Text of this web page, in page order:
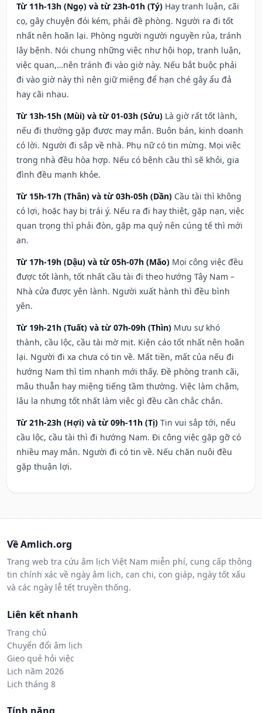
Từ 11h-13h (Ngọ) và từ 23h-01h (Tý) Hay tranh luận, cãi
cọ, gây chuyện đói kém, phải đề phòng. Người ra đi tốt
nhất nên hoãn lại. Phòng người người nguyền rủa, tránh
lây bệnh. Nói chung những việc như hội họp, tranh luận,
việc quan,…nên tránh đi vào giờ này. Nếu bắt buộc phải
đi vào giờ này thì nên giữ miệng để hạn ché gây ẩu đả
hay cãi nhau.
Từ 13h-15h (Mùi) và từ 01-03h (Sửu) Là giờ rất tốt lành,
nếu đi thường gặp được may mắn. Buôn bán, kinh doanh
có lời. Người đi sắp về nhà. Phụ nữ có tin mừng. Mọi việc
trong nhà đều hòa hợp. Nếu có bệnh cầu thì sẽ khỏi, gia
đình đều mạnh khỏe.
Từ 15h-17h (Thân) và từ 03h-05h (Dần) Cầu tài thì không
có lợi, hoặc hay bị trái ý. Nếu ra đi hay thiệt, gặp nạn, việc
quan trọng thì phải đòn, gặp ma quỷ nên cúng tế thì mới
an.
Từ 17h-19h (Dậu) và từ 05h-07h (Mão) Mọi công việc đều
được tốt lành, tốt nhất cầu tài đi theo hướng Tây Nam –
Nhà cửa được yên lành. Người xuất hành thì đều bình
yên.
Từ 19h-21h (Tuất) và từ 07h-09h (Thìn) Mưu sự khó
thành, cầu lộc, cầu tài mờ mịt. Kiện cáo tốt nhất nên hoãn
lại. Người đi xa chưa có tin về. Mất tiền, mất của nếu đi
hướng Nam thì tìm nhanh mới thấy. Đề phòng tranh cãi,
mâu thuẫn hay miệng tiếng tầm thường. Việc làm chậm,
lâu la nhưng tốt nhất làm việc gì đều cần chắc chắn.
Từ 21h-23h (Hợi) và từ 09h-11h (Tị) Tin vui sắp tới, nếu
cầu lộc, cầu tài thì đi hướng Nam. Đi công việc gặp gỡ có
nhiều may mắn. Người đi có tin về. Nếu chăn nuôi đều
gặp thuận lợi.
Về Amlich.org
Trang web tra cứu âm lịch Việt Nam miễn phí, cung cấp thông
tin chính xác về ngày âm lịch, can chi, con giáp, ngày tốt xấu
và các ngày lễ tết truyền thống.
Liên kết nhanh
Trang chủ
Chuyển đổi âm lịch
Gieo quẻ hỏi việc
Lịch năm 2026
Lịch tháng 8